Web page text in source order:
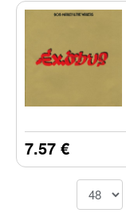
7.57 €